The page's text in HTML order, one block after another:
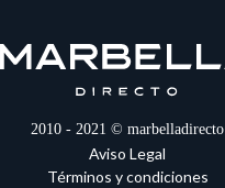
2010 - 2021 © marbelladirecto
Aviso Legal
Términos y condiciones